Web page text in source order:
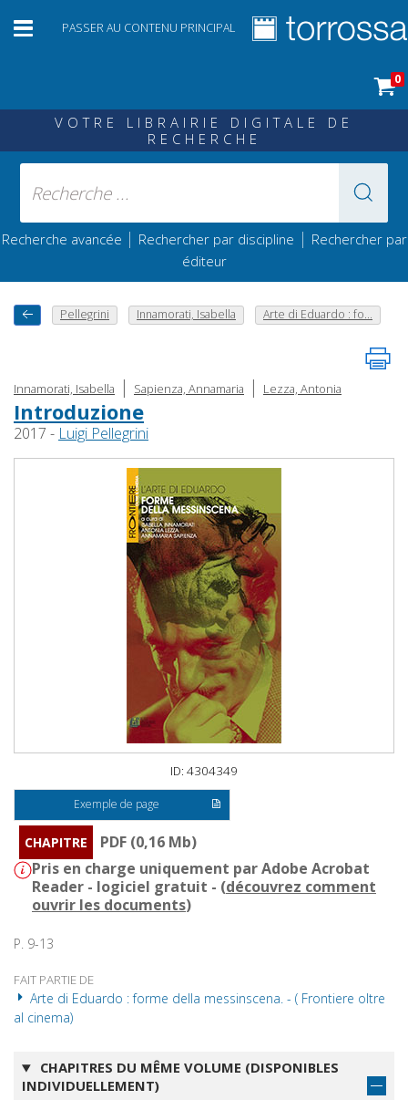
PASSER AU CONTENU PRINCIPAL
0
VOTRE LIBRAIRIE DIGITALE DE
RECHERCHE
Recherche avancée | Rechercher par discipline | Rechercher par
éditeur
Pellegrini Innamorati, Isabella Arte di Eduardo : fo...
Innamorati, Isabella | Sapienza, Annamaria | Lezza, Antonia
Introduzione
2017 - Luigi Pellegrini
ID: 4304349
Exemple de page
CHAPITRE
PDF (0,16 Mb)
Pris en charge uniquement par Adobe Acrobat
Reader - logiciel gratuit - (découvrez comment
ouvrir les documents)
P. 9-13
FAIT PARTIE DE
Arte di Eduardo : forme della messinscena. - ( Frontiere oltre
al cinema)
CHAPITRES DU MÊME VOLUME (DISPONIBLES
INDIVIDUELLEMENT)